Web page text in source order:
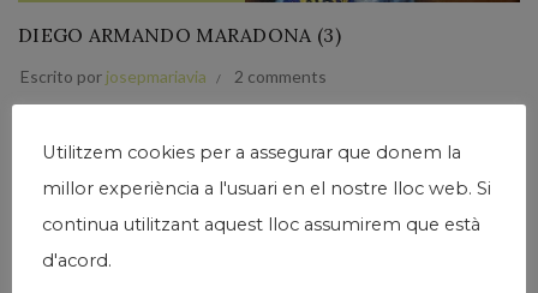
DIEGO ARMANDO MARADONA (3)
Escrito por josepmariavia 2 comments
“anécdotas napolitanas” de cuando Maradona se fue de
Barcelona para ir a jugar a la capital de la Campania, en la
Italia del sur, estuvo...
Utilitzem cookies per a assegurar que donem la
millor experiència a l'usuari en el nostre lloc web. Si
continua utilitzant aquest lloc assumirem que està
d'acord.